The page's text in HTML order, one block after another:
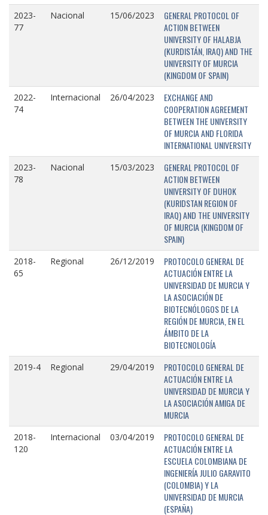
2023-
77
Nacional 15/06/2023
GENERAL PROTOCOL OF
ACTION BETWEEN
UNIVERSITY OF HALABJA
(KURDISTÁN, IRAQ) AND THE
UNIVERSITY OF MURCIA
(KINGDOM OF SPAIN)
2022-
74
Internacional 26/04/2023
EXCHANGE AND
COOPERATION AGREEMENT
BETWEEN THE UNIVERSITY
OF MURCIA AND FLORIDA
INTERNATIONAL UNIVERSITY
2023-
78
Nacional 15/03/2023
GENERAL PROTOCOL OF
ACTION BETWEEN
UNIVERSITY OF DUHOK
(KURIDSTAN REGION OF
IRAQ) AND THE UNIVERSITY
OF MURCIA (KINGDOM OF
SPAIN)
2018-
65
Regional 26/12/2019
PROTOCOLO GENERAL DE
ACTUACIÓN ENTRE LA
UNIVERSIDAD DE MURCIA Y
LA ASOCIACIÓN DE
BIOTECNÓLOGOS DE LA
REGIÓN DE MURCIA, EN EL
ÁMBITO DE LA
BIOTECNOLOGÍA
2019-4 Regional 29/04/2019
PROTOCOLO GENERAL DE
ACTUACIÓN ENTRE LA
UNIVERSIDAD DE MURCIA Y
LA ASOCIACIÓN AMIGA DE
MURCIA
2018-
120
Internacional 03/04/2019
PROTOCOLO GENERAL DE
ACTUACIÓN ENTRE LA
ESCUELA COLOMBIANA DE
INGENIERÍA JULIO GARAVITO
(COLOMBIA) Y LA
UNIVERSIDAD DE MURCIA
(ESPAÑA)